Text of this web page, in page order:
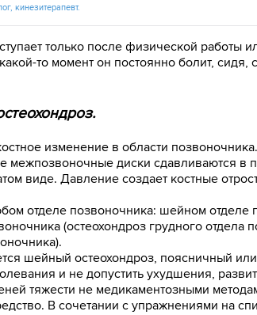
кинезитерапевт.
только после физической работы
то момент он постоянно болит,
изменение в области
межпозвоночные диски сдавливаются в
виде. Давление создает костные
отделе позвоночника: шейном отделе
(остеохондроз грудного
шейный остеохондроз, поясничный
и не допустить ухудшения,
тяжести не медикаментозными
В сочетании с упражнениями на